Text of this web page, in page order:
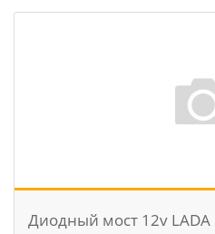
Диодный мост 12v LADA